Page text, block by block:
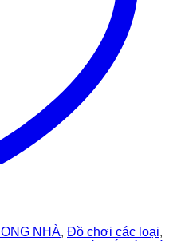
NHÀ, Đồ chơi các loại,